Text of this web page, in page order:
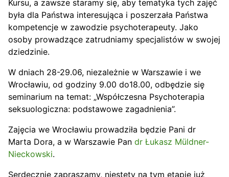
Kursu, a zawsze staramy się, aby tematyka tych zajęć
była dla Państwa interesująca i poszerzała Państwa
kompetencje w zawodzie psychoterapeuty. Jako
osoby prowadzące zatrudniamy specjalistów w swojej
dziedzinie.
W dniach 28-29.06, niezależnie w Warszawie i we
Wrocławiu, od godziny 9.00 do18.00, odbędzie się
seminarium na temat: „Współczesna Psychoterapia
seksuologiczna: podstawowe zagadnienia”.
Zajęcia we Wrocławiu prowadziła będzie Pani dr
Marta Dora, a w Warszawie Pan dr Łukasz Müldner-
Nieckowski.
Serdecznie zapraszamy, niestety na tym etapie już